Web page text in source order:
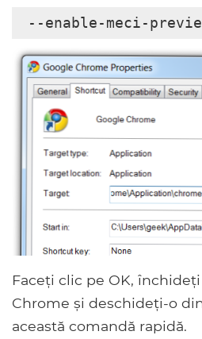
--enable-meci-
Faceți clic pe OK,
Chrome și deschideți-o
această comandă rapidă.